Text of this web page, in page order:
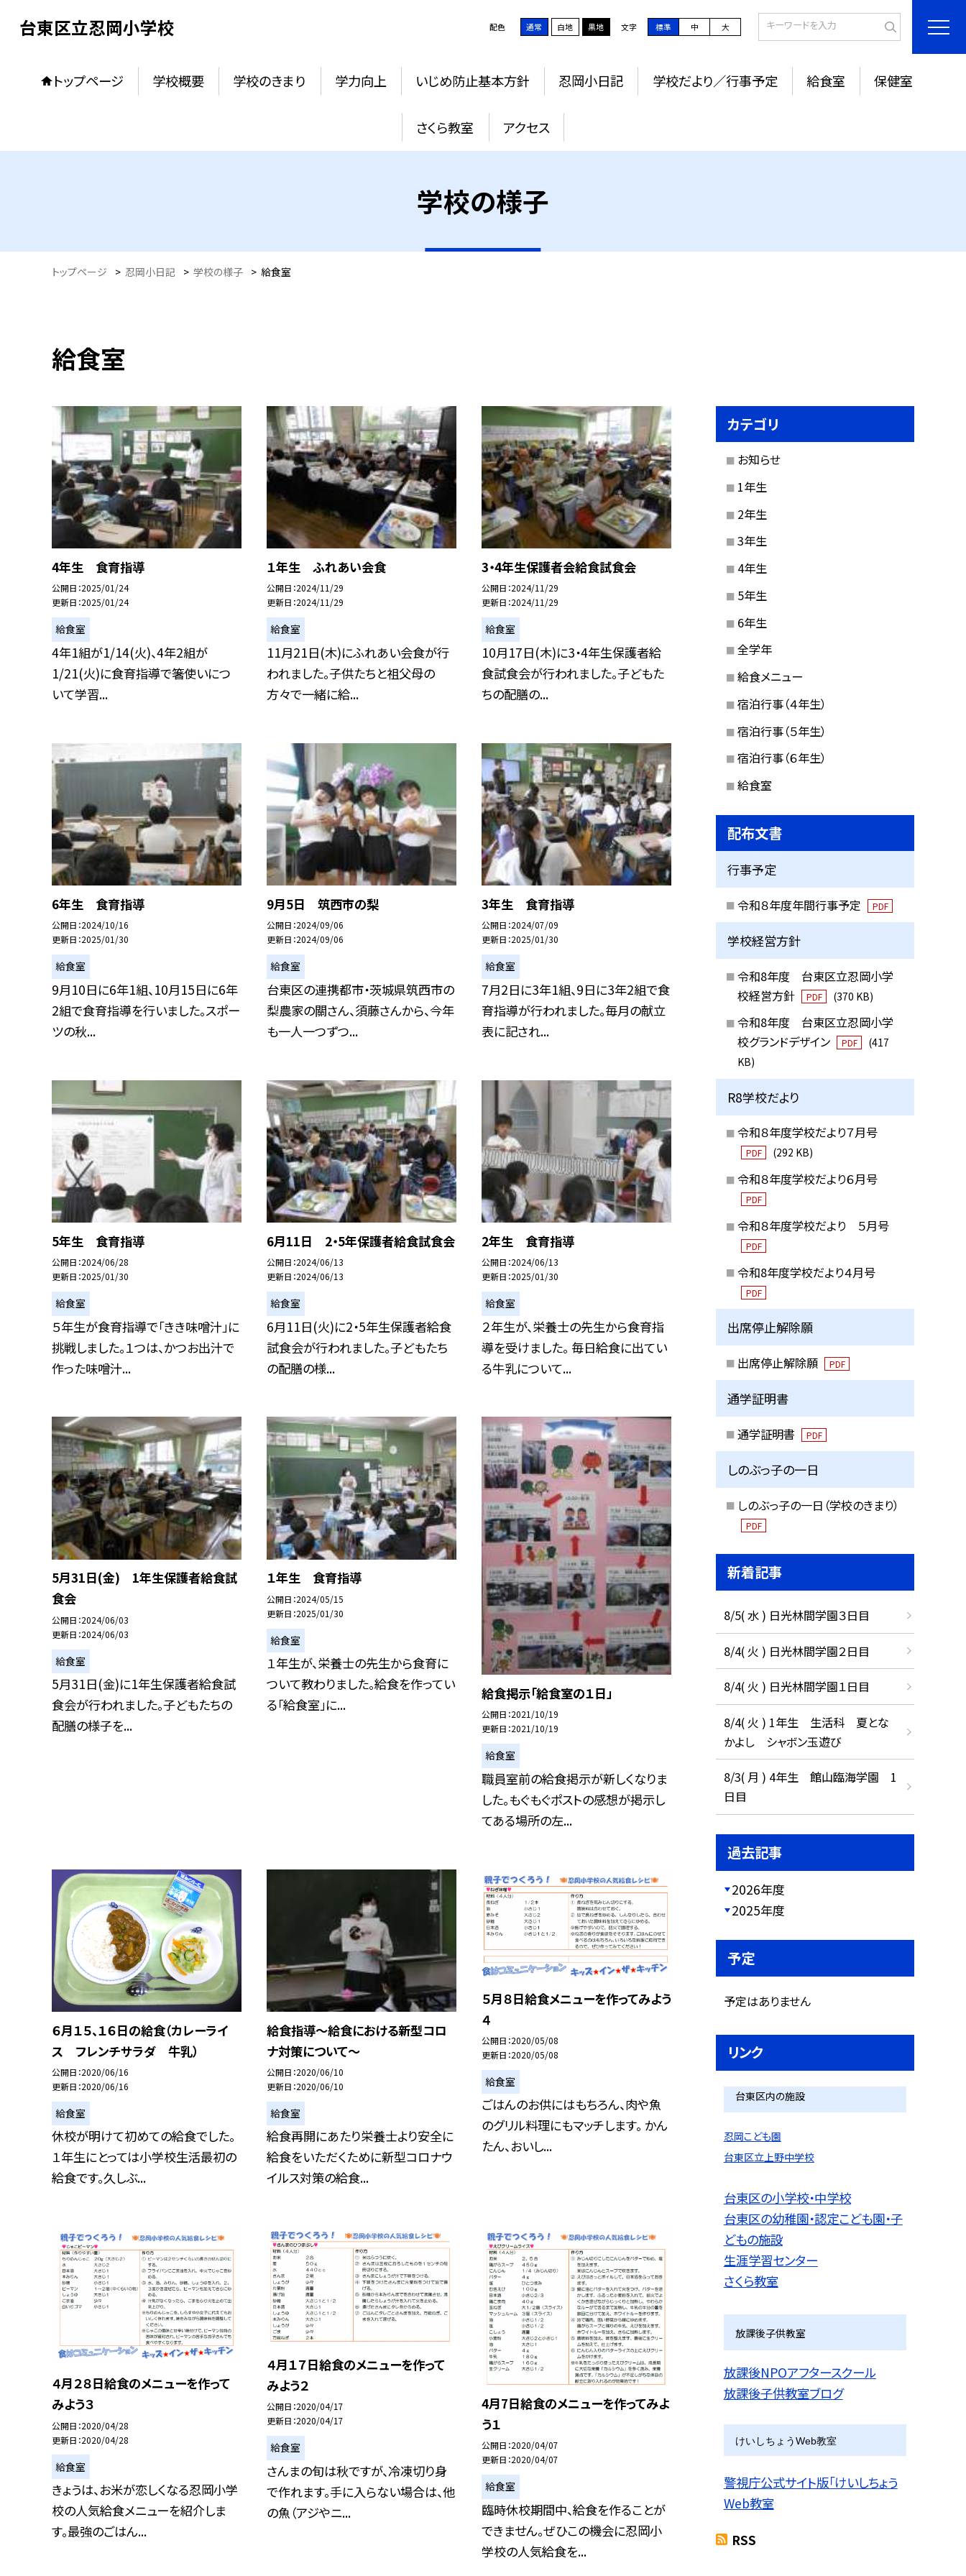
台東区立忍岡小学校 配色 通常 白地 黒地 文字 標準 中 大
トップページ 学校概要 学校のきまり 学力向上 いじめ防止基本方針 忍岡小日記 学校だより／行事予定 給食室 保健室
さくら教室 アクセス
学校の様子
トップページ > 忍岡小日記 > 学校の様子 > 給食室
給食室
4年生 食育指導
公開日 2025/01/24
更新日 2025/01/24
給食室
4年1組が1/14(火)、4年2組が
1/21(火)に食育指導で箸使いにつ
いて学習...
１年生 ふれあい会食
公開日 2024/11/29
更新日 2024/11/29
給食室
11月21日(木)にふれあい会食が行
われました。子供たちと祖父母の
方々で一緒に給...
3・4年生保護者会給食試食会
公開日 2024/11/29
更新日 2024/11/29
給食室
10月17日(木)に3・4年生保護者給
食試食会が行われました。子どもた
ちの配膳の...
6年生 食育指導
公開日 2024/10/16
更新日 2025/01/30
給食室
9月10日に6年1組、10月15日に6年
2組で食育指導を行いました。スポー
ツの秋...
9月5日 筑西市の梨
公開日 2024/09/06
更新日 2024/09/06
給食室
台東区の連携都市・茨城県筑西市の
梨農家の關さん、須藤さんから、今年
も一人一つずつ...
3年生 食育指導
公開日 2024/07/09
更新日 2025/01/30
給食室
7月2日に3年1組、9日に3年2組で食
育指導が行われました。毎月の献立
表に記され...
5年生 食育指導
公開日 2024/06/28
更新日 2025/01/30
給食室
５年生が食育指導で「きき味噌汁」に
挑戦しました。１つは、かつお出汁で
作った味噌汁...
6月11日 2・5年保護者給食試食会
公開日 2024/06/13
更新日 2024/06/13
給食室
6月11日(火)に2・5年生保護者給食
試食会が行われました。子どもたち
の配膳の様...
2年生 食育指導
公開日 2024/06/13
更新日 2025/01/30
給食室
２年生が、栄養士の先生から食育指
導を受けました。 毎日給食に出てい
る牛乳について...
5月31日(金) 1年生保護者給食試
食会
公開日 2024/06/03
更新日 2024/06/03
給食室
5月31日(金)に1年生保護者給食試
食会が行われました。子どもたちの
配膳の様子を...
１年生 食育指導
公開日 2024/05/15
更新日 2025/01/30
給食室
１年生が、栄養士の先生から食育に
ついて教わりました。給食を作ってい
る「給食室」に...
給食掲示「給食室の１日」
公開日 2021/10/19
更新日 2021/10/19
給食室
職員室前の給食掲示が新しくなりま
した。もぐもぐポストの感想が掲示し
てある場所の左...
６月１５、１６日の給食（カレーライ
ス フレンチサラダ 牛乳）
公開日 2020/06/16
更新日 2020/06/16
給食室
休校が明けて初めての給食でした。
１年生にとっては小学校生活最初の
給食です。久しぶ...
給食指導〜給食における新型コロ
ナ対策について〜
公開日 2020/06/10
更新日 2020/06/10
給食室
給食再開にあたり栄養士より安全に
給食をいただくために新型コロナウ
イルス対策の給食...
５月８日給食メニューを作ってみよう
４
公開日 2020/05/08
更新日 2020/05/08
給食室
ごはんのお供にはもちろん、肉や魚
のグリル料理にもマッチします。 かん
たん、おいし...
４月２８日給食のメニューを作って
みよう３
公開日 2020/04/28
更新日 2020/04/28
給食室
きょうは、お米が恋しくなる忍岡小学
校の人気給食メニューを紹介しま
す。最強のごはん...
４月１７日給食のメニューを作って
みよう２
公開日 2020/04/17
更新日 2020/04/17
給食室
さんまの旬は秋ですが、冷凍切り身
で作れます。手に入らない場合は、他
の魚（アジやニ...
4月7日給食のメニューを作ってみよ
う１
公開日 2020/04/07
更新日 2020/04/07
給食室
臨時休校期間中、給食を作ることが
できません。ぜひこの機会に忍岡小
学校の人気給食を...
カテゴリ
お知らせ
1年生
2年生
3年生
4年生
5年生
6年生
全学年
給食メニュー
宿泊行事（４年生）
宿泊行事（５年生）
宿泊行事（６年生）
給食室
配布文書
行事予定
令和８年度年間行事予定 PDF
学校経営方針
令和8年度 台東区立忍岡小学
校経営方針
PDF (370 KB)
令和8年度 台東区立忍岡小学
校グランドデザイン
PDF
(417
KB)
R8学校だより
令和８年度学校だより７月号
PDF (292 KB)
令和８年度学校だより６月号
PDF
令和８年度学校だより ５月号
PDF
令和8年度学校だより４月号
PDF
出席停止解除願
出席停止解除願 PDF
通学証明書
通学証明書 PDF
しのぶっ子の一日
しのぶっ子の一日（学校のきまり）
PDF
新着記事
8/5( 水 ) 日光林間学園３日目
8/4( 火 ) 日光林間学園２日目
8/4( 火 ) 日光林間学園１日目
8/4( 火 ) 1年生 生活科 夏とな
かよし シャボン玉遊び
8/3( 月 ) 4年生 館山臨海学園 1
日目
過去記事
2026年度
2025年度
予定
予定はありません
リンク
台東区内の施設
忍岡こども園
台東区立上野中学校
台東区の小学校・中学校
台東区の幼稚園・認定こども園・子
どもの施設
生涯学習センター
さくら教室
放課後子供教室
放課後NPOアフタースクール
放課後子供教室ブログ
けいしちょうWeb教室
警視庁公式サイト版「けいしちょう
Web教室
RSS